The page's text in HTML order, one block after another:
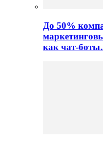
До 50%
как чат-